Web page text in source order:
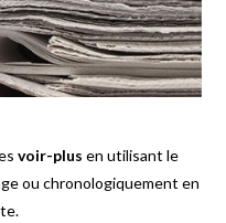
voir-plus en utilisant le
ou chronologiquement en